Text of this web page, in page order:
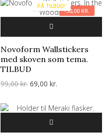
PÅ TILBUD!
-30,00 KR.
Novoform Wallstickers
med skoven som tema.
TILBUD
99,00 kr. 69,00 kr.